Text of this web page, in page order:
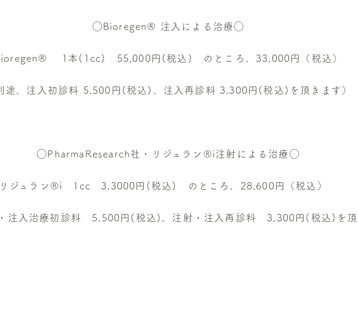
◯Bioregen® 注入による治療◯
1本(1cc) 55,000円(税込) のところ、33,000円（税込）
途、注入初診料 5,500円(税込)、注入再診料 3,300円(税込)を頂きます）
◯PharmaResearch社・リジュラン®︎i注射 による治療◯
リジュラン®︎i 1cc 3,3000円(税込) のところ、28,600円（税込）
・注入治療初診料 5,500円(税込)、注射・注入再診料 3,300円(税込)を頂